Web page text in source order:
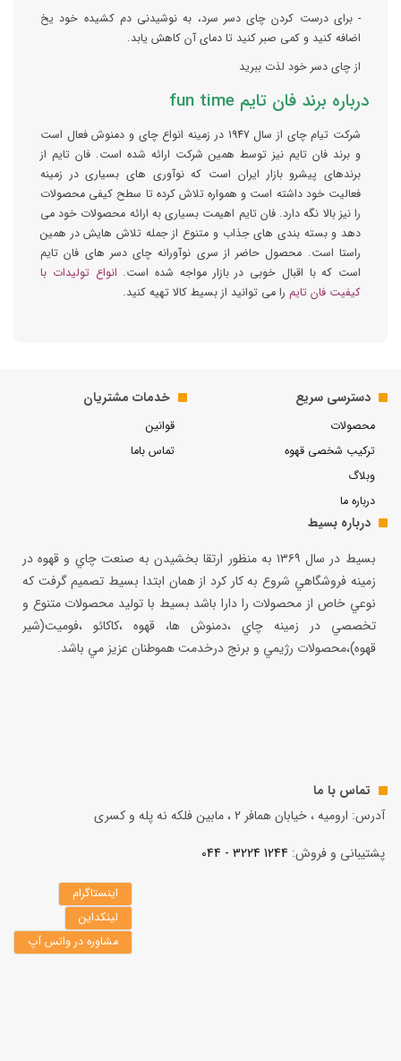
- برای درست کردن چای دسر سرد، به نوشیدنی دم کشیده خود یخ
اضافه کنید و کمی صبر کنید تا دمای آن کاهش یابد.
از چای دسر خود لذت ببرید
درباره برند فان تایم fun time
شرکت تیام چای از سال 1947 در زمینه انواع چای و دمنوش فعال است
و برند فان تایم نیز توسط همین شرکت ارائه شده است. فان تایم از
برندهای پیشرو بازار ایران است که نوآوری های بسیاری در زمینه
فعالیت خود داشته است و همواره تلاش کرده تا سطح کیفی محصولات
را نیز بالا نگه دارد. فان تایم اهیمت بسیاری به ارائه محصولات خود می
دهد و بسته بندی های جذاب و متنوع از جمله تلاش هایش در همین
راستا است. محصول حاضر از سری نوآورانه چای دسر های فان تایم
است که با اقبال خوبی در بازار مواجه شده است. انواع تولیدات با
کیفیت فان تایم را می توانید از بسیط کالا تهیه کنید.
دسترسی سریع
محصولات
ترکیب شخصی قهوه
وبلاگ
درباره ما
خدمات مشتریان
قوانین
تماس باما
درباره بسیط
بسيط در سال ۱۳۶۹ به منظور ارتقا بخشيدن به صنعت چاي و قهوه در
زمينه فروشگاهي شروع به كار كرد از همان ابتدا بسيط تصميم گرفت كه
نوعي خاص از محصولات را دارا باشد بسيط با توليد محصولات متنوع و
تخصصي در زمينه چاي ،دمنوش ها، قهوه ،كاكائو ،فوميت(شير
قهوه)،محصولات رژيمي و برنج درخدمت هموطنان عزيز مي باشد.
تماس با ما
آدرس: ارومیه ، خیابان همافر 2 ، مابين فلكه نه پله و کسری
پشتیبانی و فروش: 1244 3224 - 044
اینستاگرام
لینکداین
مشاوره در واتس آپ